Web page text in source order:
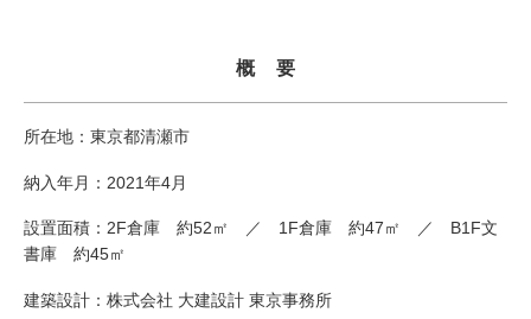
概　要
所在地：東京都清瀬市
納入年月：2021年4月
設置面積：2F倉庫 約52㎡ ／ 1F倉庫 約47㎡ ／ B1F文
書庫 約45㎡
建築設計：株式会社 大建設計 東京事務所